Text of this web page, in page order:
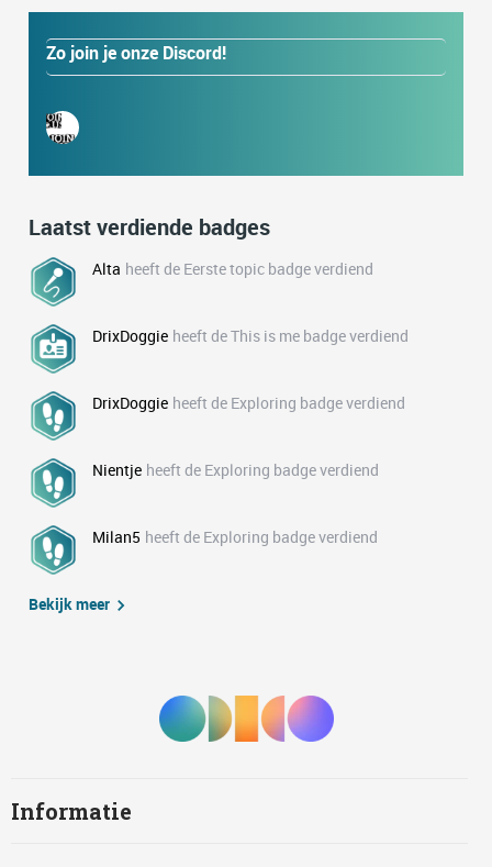
Zo join je onze Discord!
Laatst verdiende badges
Alta heeft de Eerste topic badge verdiend
DrixDoggie heeft de This is me badge verdiend
DrixDoggie heeft de Exploring badge verdiend
Nientje heeft de Exploring badge verdiend
Milan5 heeft de Exploring badge verdiend
Bekijk meer
Informatie